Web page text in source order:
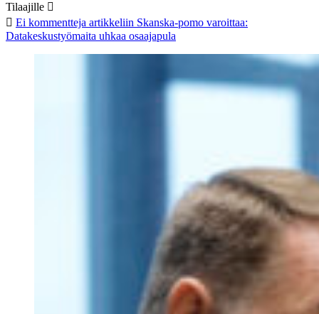
Tilaajille
Ei kommentteja artikkeliin Skanska-pomo varoittaa:
Datakeskustyömaita uhkaa osaajapula